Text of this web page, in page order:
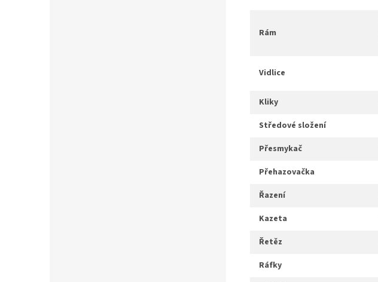
rám
vidlice
kliky
středové složení
přesmykač
přehazovačka
řazení
kazeta
řetěz
ráfky